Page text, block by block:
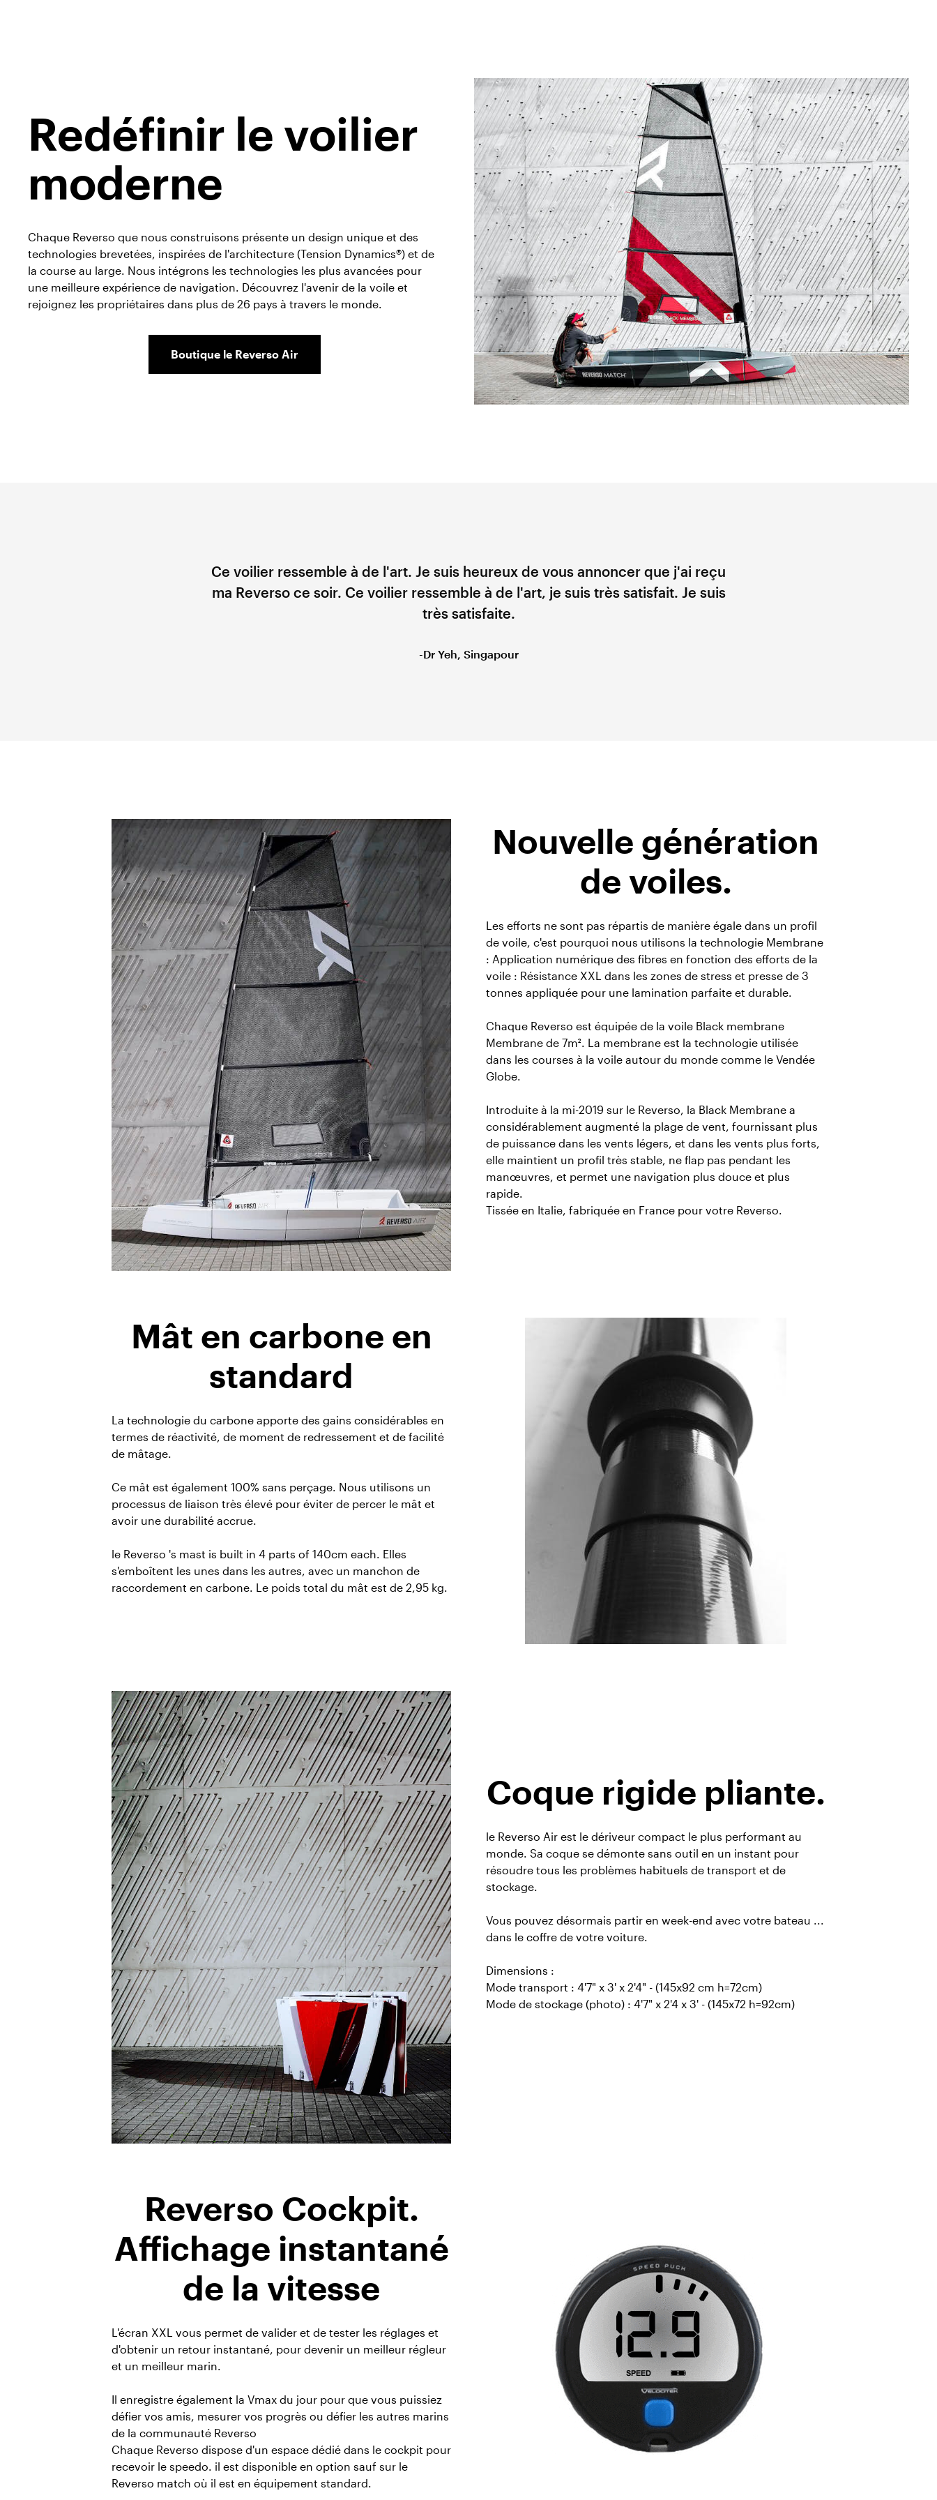
Redéfinir le voilier
moderne
Chaque Reverso que nous construisons présente un design unique et des
technologies brevetées, inspirées de l'architecture (Tension Dynamics®) et de
la course au large. Nous intégrons les technologies les plus avancées pour
une meilleure expérience de navigation. Découvrez l'avenir de la voile et
rejoignez les propriétaires dans plus de 26 pays à travers le monde.
Boutique le Reverso Air
Ce voilier ressemble à de l'art. Je suis heureux de vous annoncer que j'ai reçu
ma Reverso ce soir. Ce voilier ressemble à de l'art, je suis très satisfait. Je suis
très satisfaite.
-Dr Yeh, Singapour
Nouvelle génération
de voiles.
Les efforts ne sont pas répartis de manière égale dans un profil
de voile, c'est pourquoi nous utilisons la technologie Membrane
: Application numérique des fibres en fonction des efforts de la
voile : Résistance XXL dans les zones de stress et presse de 3
tonnes appliquée pour une lamination parfaite et durable.
Chaque Reverso est équipée de la voile Black membrane
Membrane de 7m². La membrane est la technologie utilisée
dans les courses à la voile autour du monde comme le Vendée
Globe.
Introduite à la mi-2019 sur le Reverso, la Black Membrane a
considérablement augmenté la plage de vent, fournissant plus
de puissance dans les vents légers, et dans les vents plus forts,
elle maintient un profil très stable, ne flap pas pendant les
manœuvres, et permet une navigation plus douce et plus
rapide.
Tissée en Italie, fabriquée en France pour votre Reverso.
Mât en carbone en
standard
La technologie du carbone apporte des gains considérables en
termes de réactivité, de moment de redressement et de facilité
de mâtage.
Ce mât est également 100% sans perçage. Nous utilisons un
processus de liaison très élevé pour éviter de percer le mât et
avoir une durabilité accrue.
le Reverso 's mast is built in 4 parts of 140cm each. Elles
s'emboîtent les unes dans les autres, avec un manchon de
raccordement en carbone. Le poids total du mât est de 2,95 kg.
Coque rigide pliante.
le Reverso Air est le dériveur compact le plus performant au
monde. Sa coque se démonte sans outil en un instant pour
résoudre tous les problèmes habituels de transport et de
stockage.
Vous pouvez désormais partir en week-end avec votre bateau ...
dans le coffre de votre voiture.
Dimensions :
Mode transport : 4'7" x 3' x 2'4" - (145x92 cm h=72cm)
Mode de stockage (photo) : 4'7" x 2'4 x 3' - (145x72 h=92cm)
Reverso Cockpit.
Affichage instantané
de la vitesse
L'écran XXL vous permet de valider et de tester les réglages et
d'obtenir un retour instantané, pour devenir un meilleur régleur
et un meilleur marin.
Il enregistre également la Vmax du jour pour que vous puissiez
défier vos amis, mesurer vos progrès ou défier les autres marins
de la communauté Reverso
Chaque Reverso dispose d'un espace dédié dans le cockpit pour
recevoir le speedo. il est disponible en option sauf sur le
Reverso match où il est en équipement standard.